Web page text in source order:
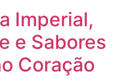
Imperial,
e Sabores
Coração